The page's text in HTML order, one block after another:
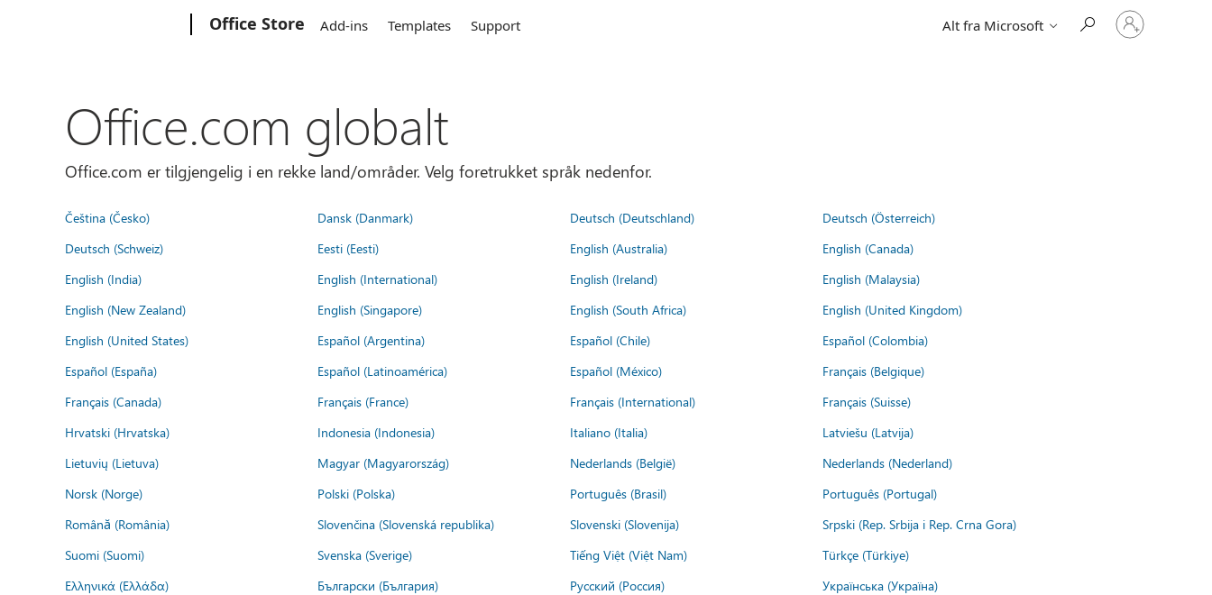
Office Store Add-ins Templates Support Alt fra Microsoft
Logg
på
kontoen
Office.com globalt
Office.com er tilgjengelig i en rekke land/områder. Velg foretrukket språk nedenfor.
Čeština (Česko) Dansk (Danmark) Deutsch (Deutschland)
Deutsch (Österreich)
Deutsch (Schweiz)
Eesti (Eesti) English (Australia)
English (Canada)
English (India)
English (International) English (Ireland)
English (Malaysia)
English (New Zealand)
English (Singapore) English (South Africa)
English (United Kingdom)
English (United States)
Español (Argentina) Español (Chile)
Español (Colombia)
Español (España)
Español (Latinoamérica) Español (México)
Français (Belgique)
Français (Canada)
Français (France) Français (International)
Français (Suisse)
Hrvatski (Hrvatska)
Indonesia (Indonesia) Italiano (Italia)
Latviešu (Latvija)
Lietuvių (Lietuva)
Magyar (Magyarország) Nederlands (België)
Nederlands (Nederland)
Norsk (Norge)
Polski (Polska) Português (Brasil)
Português (Portugal)
Română (România)
Slovenčina (Slovenská republika) Slovenski (Slovenija)
Srpski (Rep. Srbija i Rep. Crna Gora)
Suomi (Suomi)
Svenska (Sverige) Tiếng Việt (Việt Nam)
Türkçe (Türkiye)
Ελληνικά (Ελλάδα)
Български (България) Русский (Россия)
Українська (Україна)